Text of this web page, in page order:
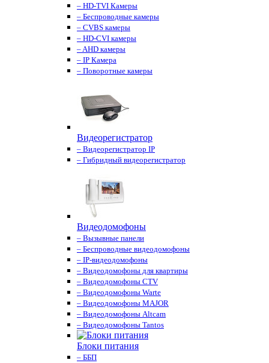
– HD-TVI Камеры
– Беспроводные камеры
– CVBS камеры
– HD-CVI камеры
– AHD камеры
– IP Камера
– Поворотные камеры
Видеорегистратор
– Видеорегистратор IP
– Гибридный видеорегистратор
Видеодомофоны
– Вызывные панели
– Беспроводные видеодомофоны
– IP-видеодомофоны
– Видеодомофоны для квартиры
– Видеодомофоны CTV
– Видеодомофоны Warte
– Видеодомофоны MAJOR
– Видеодомофоны Altcam
– Видеодомофоны Tantos
Блоки питания
– ББП